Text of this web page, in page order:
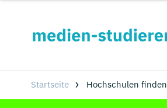
Startseite Hochschulen finden